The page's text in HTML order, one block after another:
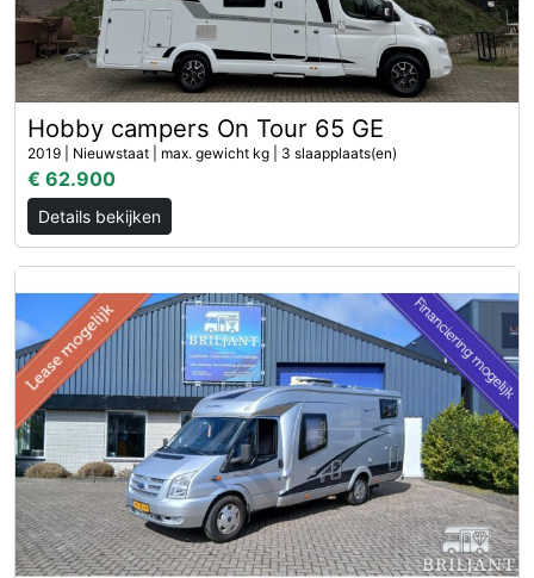
Hobby campers On Tour 65 GE
2019 | Nieuwstaat | max. gewicht kg | 3 slaapplaats(en)
€ 62.900
Details bekijken